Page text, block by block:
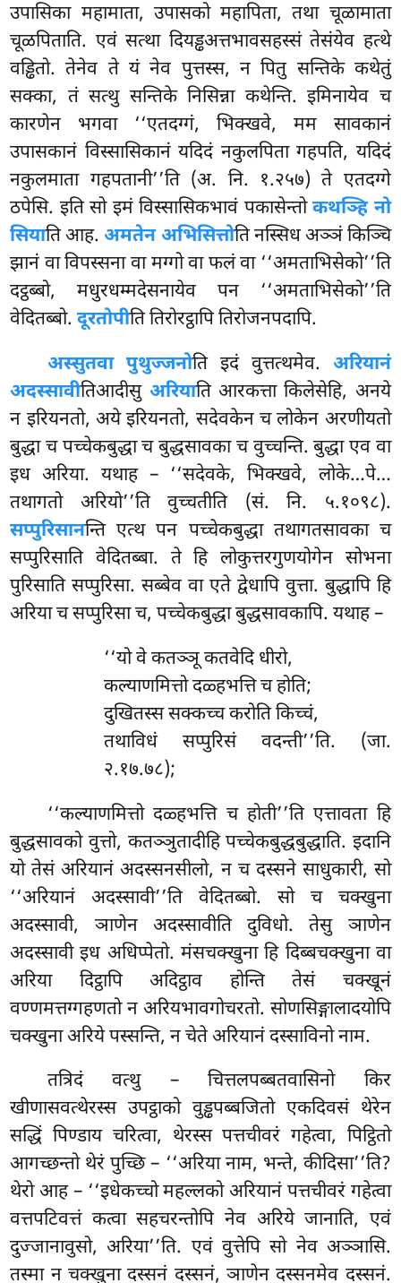
उपासिका महामाता, उपासको महापिता, तथा चूळामाता
चूळपिताति. एवं सत्था दियड्ढअत्तभावसहस्सं तेसंयेव हत्थे
वड्ढितो. तेनेव ते यं नेव पुत्तस्स, न पितु सन्तिके कथेतुं
सक्का, तं सत्थु सन्तिके निसिन्ना कथेन्ति. इमिनायेव च
कारणेन भगवा ‘‘एतदग्गं, भिक्खवे, मम सावकानं
उपासकानं विस्सासिकानं यदिदं नकुलपिता गहपति, यदिदं
नकुलमाता गहपतानी’’ति (अ. नि. १.२५७) ते एतदग्गे
ठपेसि. इति सो इमं विस्सासिकभावं पकासेन्तोकथञ्हि नो
सियाति आह.अमतेन अभिसित्तोति नस्सिध अञ्ञं किञ्चि
झानं वा विपस्सना वा मग्गो वा फलं वा ‘‘अमताभिसेको’’ति
दट्ठब्बो, मधुरधम्मदेसनायेव पन ‘‘अमताभिसेको’’ति
वेदितब्बो.दूरतोपीति तिरोरट्ठापि तिरोजनपदापि.
अस्सुतवा पुथुज्जनोति इदं वुत्तत्थमेव. अरियानं
अदस्सावीतिआदीसु अरियाति आरकत्ता किलेसेहि, अनये
न इरियनतो, अये इरियनतो, सदेवकेन च लोकेन अरणीयतो
बुद्धा च पच्चेकबुद्धा च बुद्धसावका च वुच्चन्ति. बुद्धा एव वा
इध अरिया. यथाह – ‘‘सदेवके, भिक्खवे, लोके…पे…
तथागतो अरियो’’ति वुच्चतीति (सं. नि. ५.१०९८).
सप्पुरिसानन्ति एत्थ पन पच्चेकबुद्धा तथागतसावका च
सप्पुरिसाति वेदितब्बा. ते हि लोकुत्तरगुणयोगेन सोभना
पुरिसातिसप्पुरिसा. सब्बेव वा एते द्वेधापि वुत्ता. बुद्धापि हि
अरिया च सप्पुरिसा च, पच्चेकबुद्धा बुद्धसावकापि. यथाह –
‘‘योवे कतञ्ञू कतवेदि धीरो,
कल्याणमित्तो दळ्हभत्ति च होति;
दुखितस्स सक्कच्च करोति किच्चं,
तथाविधं सप्पुरिसं वदन्ती’’ति. (जा.
२.१७.७८);
‘‘कल्याणमित्तो दळ्हभत्ति च होती’’ति एत्तावता हि
बुद्धसावको वुत्तो, कतञ्ञुतादीहि पच्चेकबुद्धबुद्धाति. इदानि
यो तेसं अरियानं अदस्सनसीलो, न च दस्सने साधुकारी, सो
‘‘अरियानं अदस्सावी’’ति वेदितब्बो. सो च चक्खुना
अदस्सावी, ञाणेन अदस्सावीति दुविधो. तेसु ञाणेन
अदस्सावी इध अधिप्पेतो. मंसचक्खुना हि दिब्बचक्खुना वा
अरिया दिट्ठापि अदिट्ठाव होन्ति तेसं चक्खूनं
वण्णमत्तग्गहणतो न अरियभावगोचरतो. सोणसिङ्गालादयोपि
चक्खुना अरिये पस्सन्ति, न चेते अरियानं दस्साविनो नाम.
तत्रिदं वत्थु – चित्तलपब्बतवासिनो किर
खीणासवत्थेरस्स उपट्ठाको वुड्ढपब्बजितो एकदिवसं थेरेन
सद्धिं पिण्डाय चरित्वा, थेरस्स पत्तचीवरं गहेत्वा, पिट्ठितो
आगच्छन्तो थेरं पुच्छि – ‘‘अरिया नाम, भन्ते, कीदिसा’’ति?
थेरो आह – ‘‘इधेकच्चो महल्लको अरियानं पत्तचीवरं गहेत्वा
वत्तपटिवत्तं कत्वा सहचरन्तोपि नेव अरिये जानाति, एवं
दुज्जानावुसो, अरिया’’ति. एवं वुत्तेपि सो नेव अञ्ञासि.
तस्मा न चक्खुना दस्सनं दस्सनं, ञाणेन दस्सनमेव दस्सनं.